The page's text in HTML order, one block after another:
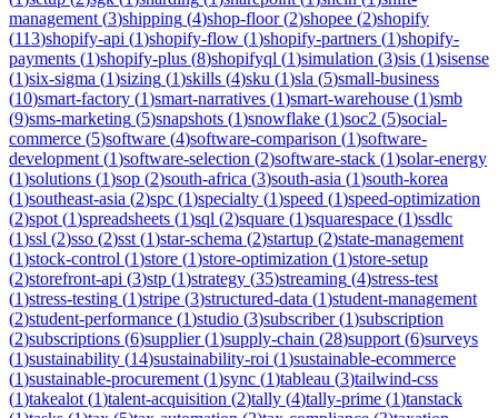
management (3)shipping (4)shop-floor(2)shopee (2)shopify
(113)shopify-api (1)shopify-flow (1)shopify-partners (1)shopify-
payments (1)shopify-plus (8)shopifyql (1)simulation (3)sis (1)sisense
(1)six-sigma (1)sizing (1)skills (4)sku (1)sla (5)small-business
(10)smart-factory (1)smart-narratives (1)smart-warehouse (1)smb
(9)sms-marketing (5)snapshots (1)snowflake (1)soc2 (5)social-
commerce (5)software (4)software-comparison (1)software-
development (1)software-selection (2)software-stack (1)solar-energy
(1)solutions (1)sop (2)south-africa (3)south-asia (1)south-korea
(1)southeast-asia (2)spc (1)specialty (1)speed (1)speed-optimization
(2)spot (1)spreadsheets (1)sql (2)square (1)squarespace (1)ssdlc
(1)ssl (2)sso (2)sst (1)star-schema (2)startup (2)state-management
(1)stock-control (1)store (1)store-optimization (1)store-setup
(2)storefront-api (3)stp (1)strategy (35)streaming (4)stress-test
(1)stress-testing (1)stripe (3)structured-data (1)student-management
(2)student-performance (1)studio (3)subscriber(1)subscription
(2)subscriptions (6)supplier(1)supply-chain (28)support (6)surveys
(1)sustainability (14)sustainability-roi (1)sustainable-ecommerce
(1)sustainable-procurement (1)sync (1)tableau (3)tailwind-css
(1)takealot (1)talent-acquisition (2)tally (4)tally-prime (1)tanstack